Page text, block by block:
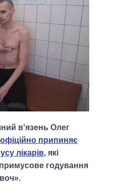
в'язень Олег
офіційно припиняє
лікарів, які
годування